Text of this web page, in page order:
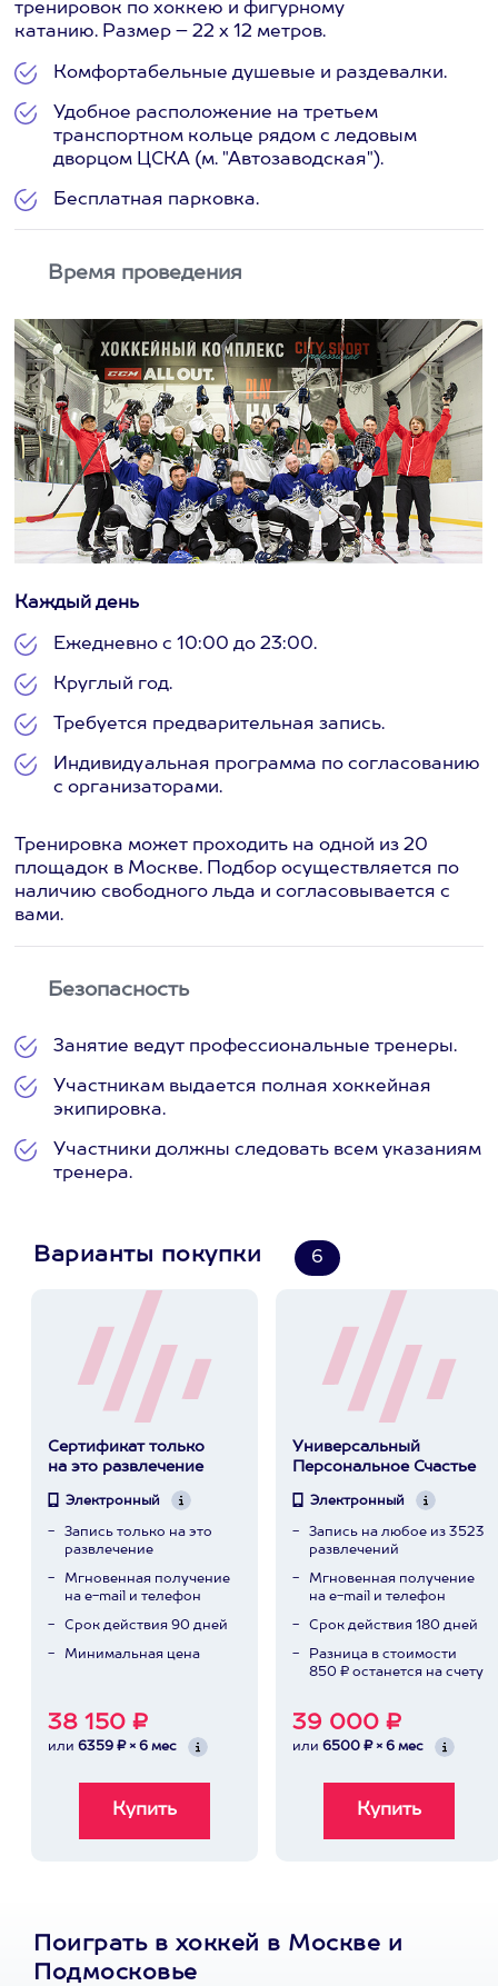
тренировок по хоккею и фигурному
катанию. Размер – 22 х 12 метров.
Комфортабельные душевые и раздевалки.
Удобное расположение на третьем
транспортном кольце рядом с ледовым
дворцом ЦСКА (м. "Автозаводская").
Бесплатная парковка.
Время проведения
Каждый день
Ежедневно с 10:00 до 23:00.
Круглый год.
Требуется предварительная запись.
Индивидуальная программа по согласованию
с организаторами.
Тренировка может проходить на одной из 20
площадок в Москве. Подбор осуществляется по
наличию свободного льда и согласовывается с
вами.
Безопасность
Занятие ведут профессиональные тренеры.
Участникам выдается полная хоккейная
экипировка.
Участники должны следовать всем указаниям
тренера.
Варианты покупки 6
Сертификат только
на это развлечение
Электронный
Запись только на это
развлечение
Мгновенная получение
на e-mail и телефон
Срок действия 90 дней
Минимальная цена
38 150 ₽
или 6359 ₽ × 6 мес
Универсальный
Персональное Счастье
Электронный
Запись на любое из 3523
развлечений
Мгновенная получение
на e-mail и телефон
Срок действия 180 дней
Разница в стоимости
850 ₽ останется на счету
39 000 ₽
или 6500 ₽ × 6 мес
Поиграть в хоккей в Москве и
Подмосковье